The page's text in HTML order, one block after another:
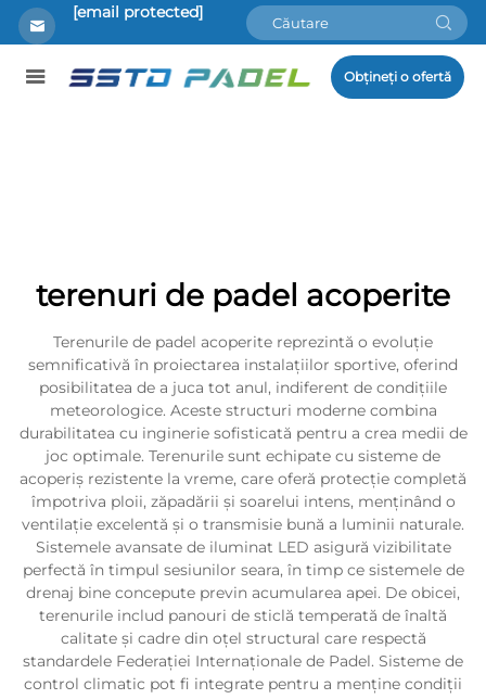
[email protected]
Obțineți o ofertă
terenuri de padel acoperite
Terenurile de padel acoperite reprezintă o evoluție
semnificativă în proiectarea instalațiilor sportive, oferind
posibilitatea de a juca tot anul, indiferent de condițiile
meteorologice. Aceste structuri moderne combina
durabilitatea cu inginerie sofisticată pentru a crea medii de
joc optimale. Terenurile sunt echipate cu sisteme de
acoperiș rezistente la vreme, care oferă protecție completă
împotriva ploii, zăpadării și soarelui intens, menținând o
ventilație excelentă și o transmisie bună a luminii naturale.
Sistemele avansate de iluminat LED asigură vizibilitate
perfectă în timpul sesiunilor seara, în timp ce sistemele de
drenaj bine concepute previn acumularea apei. De obicei,
terenurile includ panouri de sticlă temperată de înaltă
calitate și cadre din oțel structural care respectă
standardele Federației Internaționale de Padel. Sisteme de
control climatic pot fi integrate pentru a menține condiții